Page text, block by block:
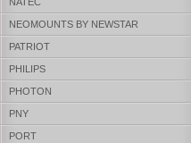
NEOMOUNTS BY NEWSTAR
PATRIOT
PHILIPS
PHOTON
PNY
PORT